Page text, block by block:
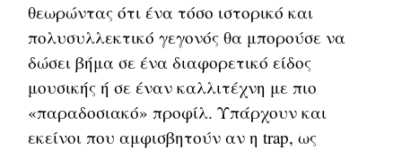
θεωρώντας ότι ένα τόσο ιστορικό και
πολυσυλλεκτικό γεγονός θα μπορούσε να
δώσει βήμα σε ένα διαφορετικό είδος
μουσικής ή σε έναν καλλιτέχνη με πιο
«παραδοσιακό» προφίλ. Υπάρχουν και
εκείνοι που αμφισβητούν αν η trap, ως